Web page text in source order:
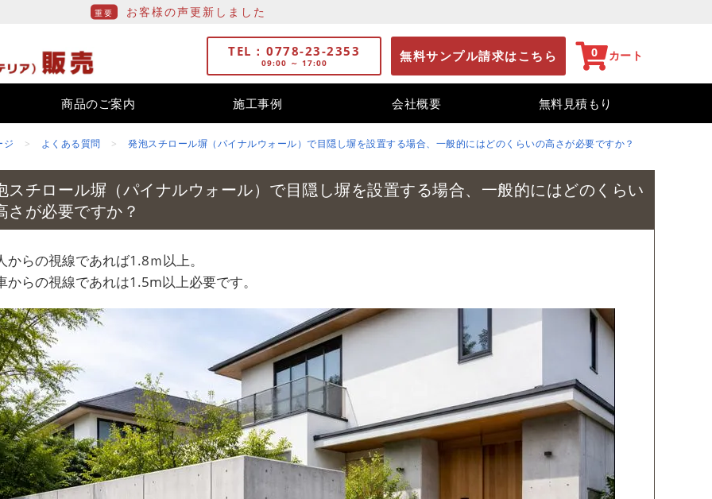
施工事例を更新しました
0778-23-2353
09:00 ～ 17:00 無料サンプル請求はこちら カート
0
商品のご案内 施工事例 会社概要 無料見積もり
ジ よくある質問 発泡スチロール塀（パイナルウォール）で目隠し塀を設置する場合、一般的にはどのくらいの高さが必要ですか？
スチロール塀（パイナルウォール）で目隠し塀を設置する場合、一般的にはどのくらい
さが必要ですか？
からの視線であれば1.8ｍ以上。
からの視線であれは1.5m以上必要です。